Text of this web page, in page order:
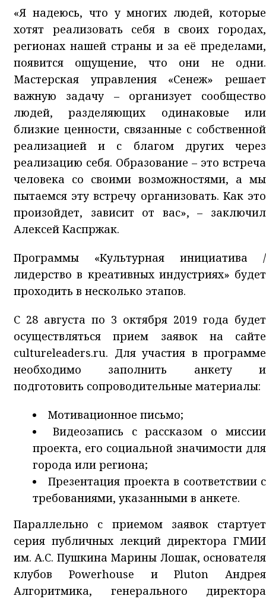
«Я надеюсь, что у многих людей, которые
хотят реализовать себя в своих городах,
регионах нашей страны и за её пределами,
появится ощущение, что они не одни.
Мастерская управления «Сенеж» решает
важную задачу – организует сообщество
людей, разделяющих одинаковые или
близкие ценности, связанные с собственной
реализацией и с благом других через
реализацию себя. Образование – это встреча
человека со своими возможностями, а мы
пытаемся эту встречу организовать. Как это
произойдет, зависит от вас», – заключил
Алексей Каспржак.
Программы «Культурная инициатива /
лидерство в креативных индустриях» будет
проходить в несколько этапов.
С 28 августа по 3 октября 2019 года будет
осуществляться прием заявок на сайте
cultureleaders.ru. Для участия в программе
необходимо заполнить анкету и
подготовить сопроводительные материалы:
Мотивационное письмо;
Видеозапись с рассказом о миссии
проекта, его социальной значимости для
города или региона;
Презентация проекта в соответствии с
требованиями, указанными в анкете.
Параллельно с приемом заявок стартует
серия публичных лекций директора ГМИИ
им. А.С. Пушкина Марины Лошак, основателя
клубов Powerhouse и Pluton Андрея
Алгоритмика, генерального директора